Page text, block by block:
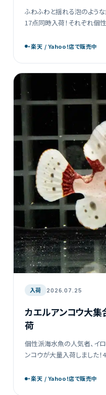
ふわふわと揺れる泡のよう
17点同時入荷！それぞれ個
い。水槽に柔らかな動きと華
・楽天 / Yahoo!店で販売中
入荷 2026.07.25
カエルアンコウ大集
荷
個性派海水魚の人気者、イ
ンコウが大量入荷しました
っています。ユニークな見た
・楽天 / Yahoo!店で販売中